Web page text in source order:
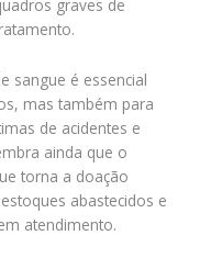
graves de
sangue é essencial
mas também para
de acidentes e
ainda que o
torna a doação
abastecidos e
atendimento.